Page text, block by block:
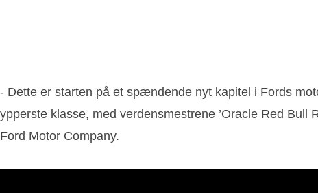
- Dette er starten på et spændende nyt kapitel i Fords
ypperste klasse, med verdensmestrene ’Oracle Red
Ford Motor Company.